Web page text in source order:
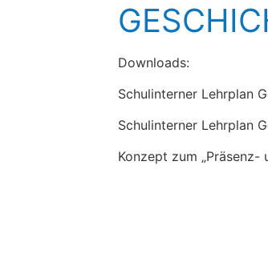
Downloads:
Schulinterner Lehrplan
Schulinterner Lehrplan
Konzept zum „Präsenz-